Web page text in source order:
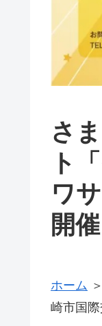
さ
ト
ワ
開催
ホーム ＞
崎市国